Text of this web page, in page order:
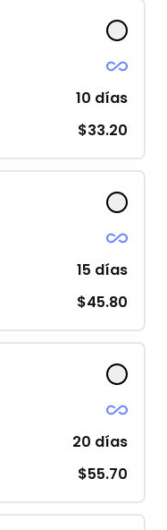
10 días
$33.20
15 días
$45.80
20 días
$55.70